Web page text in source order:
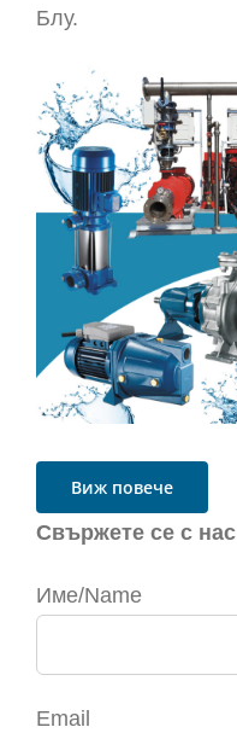
Блу.
Виж повече
Свържете се с нас
Име/Name
Email